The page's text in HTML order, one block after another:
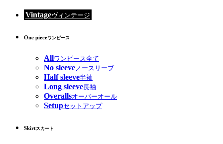
Vintageヴィンテージ
One pieceワンピース
Allワンピース全て
No sleeveノースリーブ
Half sleeve半袖
Long sleeve長袖
Overallsオーバーオール
Setupセットアップ
Skirtスカート